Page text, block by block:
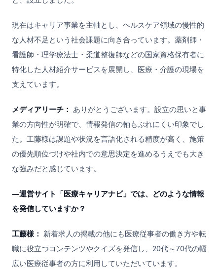
現在はキャリア事業を主軸とし、ヘルスケア領域の慢性的
な人材不足という社会課題に向き合っています。薬剤師・
看護師・理学療法士・柔道整復師などの国家資格保有者に
特化した人材紹介サービスを展開し、医療・介護の現場を
支えています。
メディアリーチ： ありがとうございます。設立の思いと事
業の方向性が明確で、情報発信の軸もぶれにくい印象でし
た。工藤様は課題や状況を言語化される精度が高く、施策
の優先順位づけや社内での意思決定を進めるうえでも大き
な強みだと感じています。
―運営サイト「医療キャリアナビ」では、どのような情報
を発信していますか？
工藤様： 新着求人の掲載の他にも医療従事者の働き方や転
職に役立つコンテンツやクイズを発信し、20代～70代の幅
広い医療従事者の方に利用していただいています。